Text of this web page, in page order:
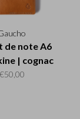
de note A6
| cognac
€50,00